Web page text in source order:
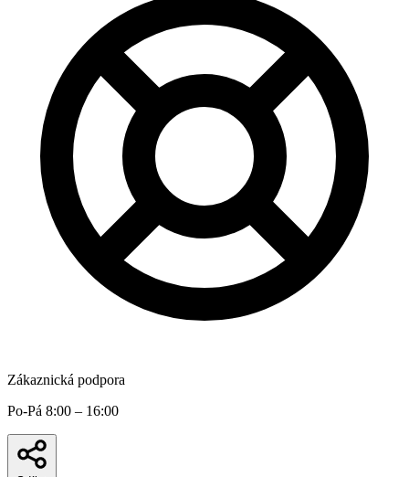
Zákaznická podpora
Po-Pá 8:00 – 16:00